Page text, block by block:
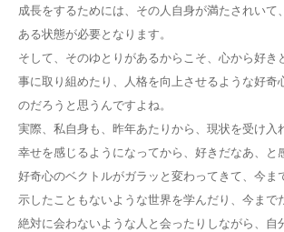
成長をするためには、その人自身が満たされいて
ある状態が必要となります。
そして、そのゆとりがあるからこそ、心から好き
事に取り組めたり、人格を向上させるような好奇
のだろうと思うんですよね。
実際、私自身も、昨年あたりから、現状を受け入
幸せを感じるようになってから、好きだなあ、と
好奇心のベクトルがガラッと変わってきて、今ま
示したこともないような世界を学んだり、今まで
絶対に会わないような人と会ったりしながら、自